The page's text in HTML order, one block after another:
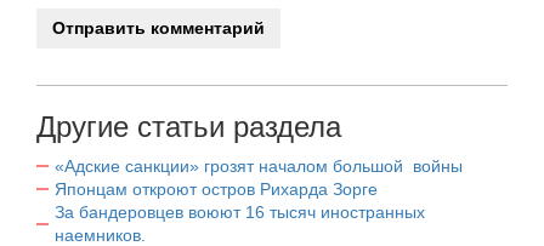
Другие статьи раздела
«Адские санкции» грозят началом большой войны
Японцам откроют остров Рихарда Зорге
За бандеровцев воюют 16 тысяч иностранных
наемников.